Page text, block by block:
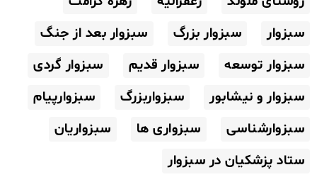
سبزوار
سبزوار بزرگ
سبزوار بعد از جنگ
سبزوار توسعه
سبزوار قدیم
سبزوار گردی
سبزوار و نیشابور
سبزواربزرگ
سبزوارپیام
سبزوارشناسی
سبزواری ها
سبزواریان
ستاد پزشکیان در سبزوار